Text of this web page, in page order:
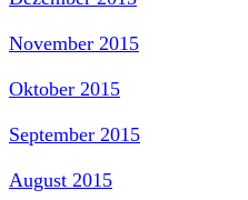
November 2015
Oktober 2015
September 2015
August 2015